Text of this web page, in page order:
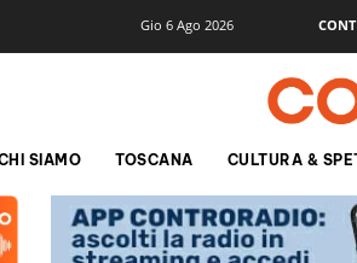
Gio 6 Ago 2026
SIAMO TOSCANA CULTURA &